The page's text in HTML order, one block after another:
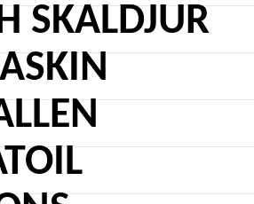
SKALDJUR